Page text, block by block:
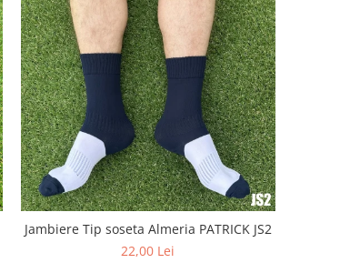
Jambiere Tip soseta Almeria PATRICK JS2
22,00 Lei